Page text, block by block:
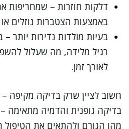
דלקות חוזרות – שמחריפות
באמצעות הצטברות נוזלים
בעיות מולדות נדירות יותר
רגיל מלידה, מה שעלול
לאורך זמן.
חשוב לציין שרק בדיקה מקיפה
בדיקה גופנית והדמיה מתאימה
מהו הגורם ולהתאים את הטיפול